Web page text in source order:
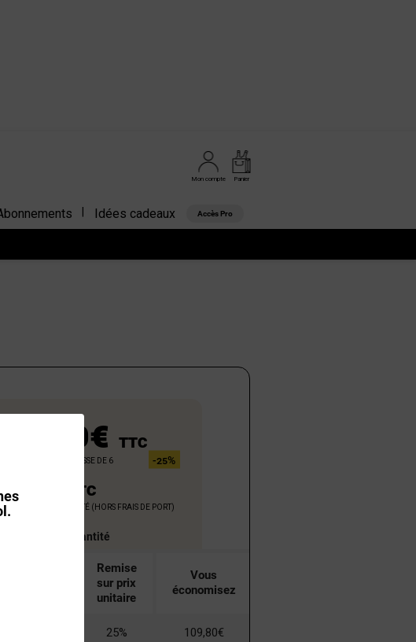
Panier
Mon compte
Idées cadeaux Accès Pro
54,90€ TTC
la bouteille par caisse de 6 -25%
TTC
bouteille à l'unité (hors frais de port)
Remise sur la quantité
Remise
sur prix
unitaire
Vous
économisez
25% 109,80€